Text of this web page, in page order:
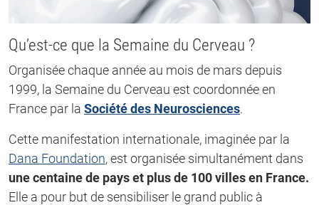
Qu’est-ce que la Semaine du Cerveau ?
Organisée chaque année au mois de mars depuis
1999, la Semaine du Cerveau est coordonnée en
France par la Société des Neurosciences.
Cette manifestation internationale, imaginée par la
Dana Foundation, est organisée simultanément dans
une centaine de pays et plus de 100 villes en France.
Elle a pour but de sensibiliser le grand public à